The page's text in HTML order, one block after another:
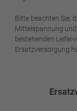
Bitte beachten Sie,
Mittelspannung
bestehenden
Ersatzversorgung